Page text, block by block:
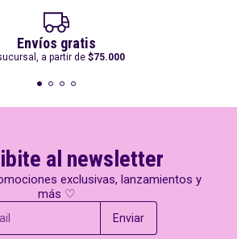
Envíos gratis
a partir de $75.000
al newsletter
exclusivas, lanzamientos y
más ♡
Enviar